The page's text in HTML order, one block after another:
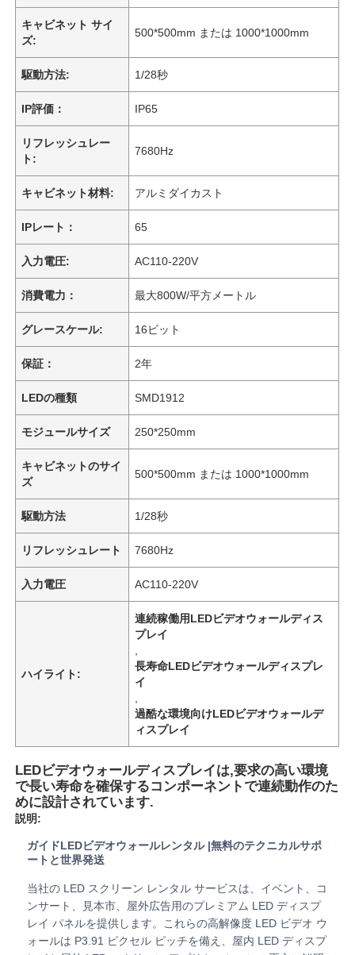
ホーム
動画
VRショー
工場見学
キャビネット サイ
ズ:
500*500mm または 1000*1000mm
駆動方法: 1/28秒
IP評価： IP65
リフレッシュレー
ト:
7680Hz
キャビネット材料: アルミダイカスト
IPレート： 65
入力電圧: AC110-220V
消費電力： 最大800W/平方メートル
グレースケール: 16ビット
保証： 2年
LEDの種類 SMD1912
モジュールサイズ 250*250mm
キャビネットのサイ
ズ
500*500mm または 1000*1000mm
駆動方法 1/28秒
リフレッシュレート 7680Hz
入力電圧 AC110-220V
ハイライト:
連続稼働用LEDビデオウォールディス
プレイ
長寿命LEDビデオウォールディスプレ
イ
過酷な環境向けLEDビデオウォールデ
ィスプレイ
LEDビデオウォールディスプレイは,要求の高い環境
で長い寿命を確保するコンポーネントで連続動作のた
めに設計されています.
説明:
ガイドLEDビデオウォールレンタル |無料のテクニカルサポ
ートと世界発送
当社の LED スクリーン レンタル サービスは、イベント、コ
ンサート、見本市、屋外広告用のプレミアム LED ディスプ
レイ パネルを提供します。これらの高解像度 LED ビデオ ウ
ォールは P3.91 ピクセル ピッチを備え、屋内 LED ディスプ